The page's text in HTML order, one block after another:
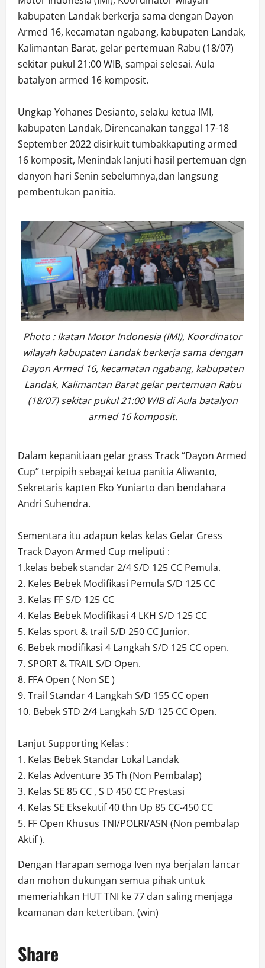
kabupaten Landak berkerja sama dengan Dayon
Armed 16, kecamatan ngabang, kabupaten Landak,
Kalimantan Barat, gelar pertemuan Rabu (18/07)
sekitar pukul 21:00 WIB, sampai selesai. Aula
batalyon armed 16 komposit.
Ungkap Yohanes Desianto, selaku ketua IMI,
kabupaten Landak, Direncanakan tanggal 17-18
September 2022 disirkuit tumbakkaputing armed
16 komposit, Menindak lanjuti hasil pertemuan dgn
danyon hari Senin sebelumnya,dan langsung
pembentukan panitia.
Photo : Ikatan Motor Indonesia (IMI), Koordinator
wilayah kabupaten Landak berkerja sama dengan
Dayon Armed 16, kecamatan ngabang, kabupaten
Landak, Kalimantan Barat gelar pertemuan Rabu
(18/07) sekitar pukul 21:00 WIB di Aula batalyon
armed 16 komposit.
Dalam kepanitiaan gelar grass Track “Dayon Armed
Cup” terpipih sebagai ketua panitia Aliwanto,
Sekretaris kapten Eko Yuniarto dan bendahara
Andri Suhendra.
Sementara itu adapun kelas kelas Gelar Gress
Track Dayon Armed Cup meliputi :
1.kelas bebek standar 2/4 S/D 125 CC Pemula.
2. Keles Bebek Modifikasi Pemula S/D 125 CC
3. Kelas FF S/D 125 CC
4. Kelas Bebek Modifikasi 4 LKH S/D 125 CC
5. Kelas sport & trail S/D 250 CC Junior.
6. Bebek modifikasi 4 Langkah S/D 125 CC open.
7. SPORT & TRAIL S/D Open.
8. FFA Open ( Non SE )
9. Trail Standar 4 Langkah S/D 155 CC open
10. Bebek STD 2/4 Langkah S/D 125 CC Open.
Lanjut Supporting Kelas :
1. Kelas Bebek Standar Lokal Landak
2. Kelas Adventure 35 Th (Non Pembalap)
3. Kelas SE 85 CC , S D 450 CC Prestasi
4. Kelas SE Eksekutif 40 thn Up 85 CC-450 CC
5. FF Open Khusus TNI/POLRI/ASN (Non pembalap
Aktif ).
Dengan Harapan semoga Iven nya berjalan lancar
dan mohon dukungan semua pihak untuk
memeriahkan HUT TNI ke 77 dan saling menjaga
keamanan dan ketertiban. (win)
Share